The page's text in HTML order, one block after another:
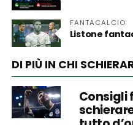
FANTACALCIO
Listone
DI PIÙ IN CHI
Consigli